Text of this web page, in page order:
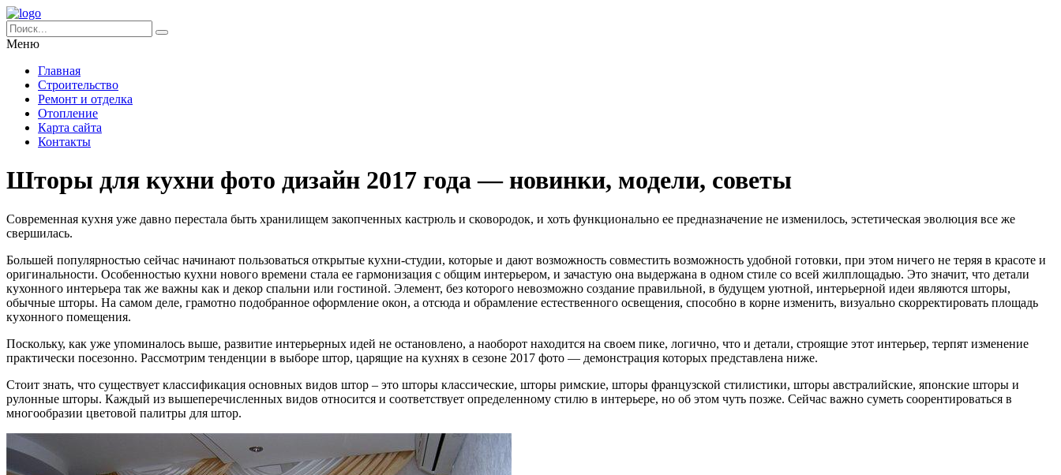
Меню
Главная
Строительство
Ремонт и отделка
Отопление
Карта сайта
Контакты
Шторы для кухни фото дизайн 2017 года — новинки, модели, советы
Современная кухня уже давно перестала быть хранилищем закопченных кастрюль и сковородок, и хоть функционально ее предназначение не изменилось, эстетическая эволюция все же
свершилась.
Большей популярностью сейчас начинают пользоваться открытые кухни-студии, которые и дают возможность совместить возможность удобной готовки, при этом ничего не теряя в красоте и
оригинальности. Особенностью кухни нового времени стала ее гармонизация с общим интерьером, и зачастую она выдержана в одном стиле со всей жилплощадью. Это значит, что детали
кухонного интерьера так же важны как и декор спальни или гостиной. Элемент, без которого невозможно создание правильной, в будущем уютной, интерьерной идеи являются шторы,
обычные шторы. На самом деле, грамотно подобранное оформление окон, а отсюда и обрамление естественного освещения, способно в корне изменить, визуально скорректировать площадь
кухонного помещения.
Поскольку, как уже упоминалось выше, развитие интерьерных идей не остановлено, а наоборот находится на своем пике, логично, что и детали, строящие этот интерьер, терпят изменение
практически посезонно. Рассмотрим тенденции в выборе штор, царящие на кухнях в сезоне 2017 фото — демонстрация которых представлена ниже.
Стоит знать, что существует классификация основных видов штор – это шторы классические, шторы римские, шторы французской стилистики, шторы австралийские, японские шторы и
рулонные шторы. Каждый из вышеперечисленных видов относится и соответствует определенному стилю в интерьере, но об этом чуть позже. Сейчас важно суметь соорентироваться в
многообразии цветовой палитры для штор.